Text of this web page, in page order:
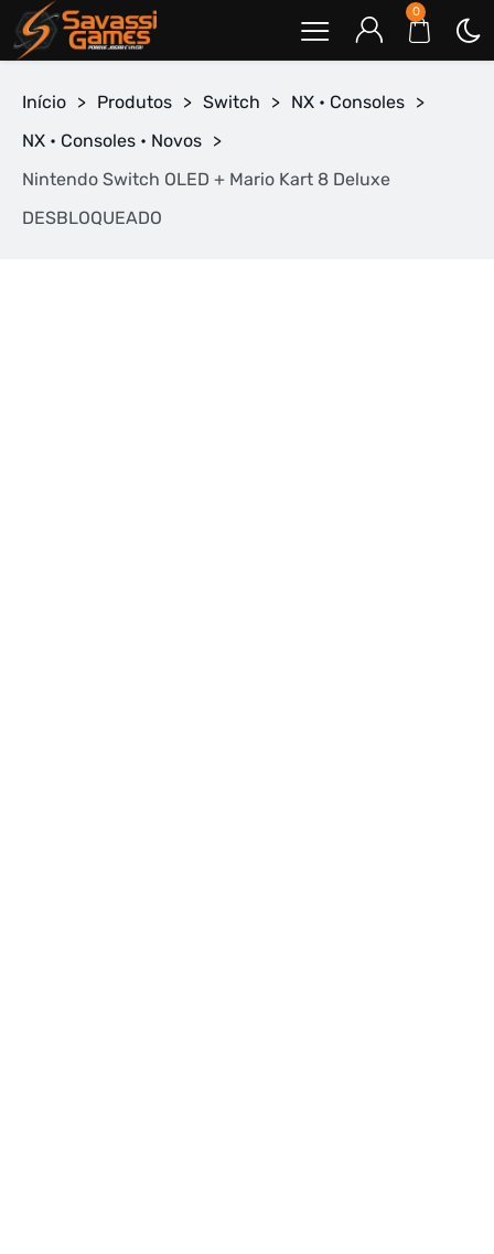
0
Início > Produtos > Switch > NX • Consoles >
NX • Consoles • Novos >
Nintendo Switch OLED + Mario Kart 8 Deluxe
DESBLOQUEADO